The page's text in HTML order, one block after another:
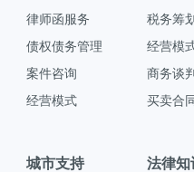
律师函服务
债权债务管理
案件咨询
经营模式
税务筹
经营模
商务谈
买卖合
城市支持 法律知